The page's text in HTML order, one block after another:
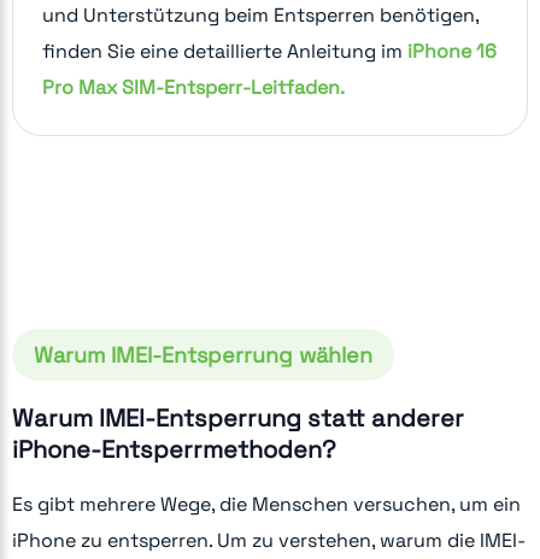
und Unterstützung beim Entsperren benötigen,
finden Sie eine detaillierte Anleitung im iPhone 16
Pro Max SIM-Entsperr-Leitfaden.
Warum IMEI-Entsperrung wählen
Warum IMEI-Entsperrung statt anderer
iPhone-Entsperrmethoden?
Es gibt mehrere Wege, die Menschen versuchen, um ein
iPhone zu entsperren. Um zu verstehen, warum die IMEI-